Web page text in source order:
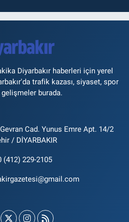
Diyarbakır haberleri için yerel
trafik kazası, siyaset, spor
burada.
Cad. Yunus Emre Apt. 14/2
/ DİYARBAKIR
(412) 229-2105